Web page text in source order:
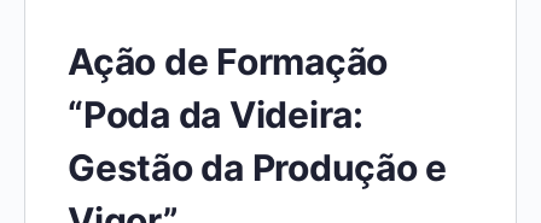
Ação de Formação
“Poda da Videira:
Gestão da Produção e